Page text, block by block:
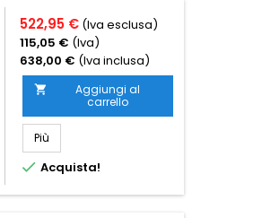
522,95 € (Iva esclusa)
115,05 € (Iva)
638,00 € (Iva inclusa)

Aggiungi al
carrello
Più
 Acquista!